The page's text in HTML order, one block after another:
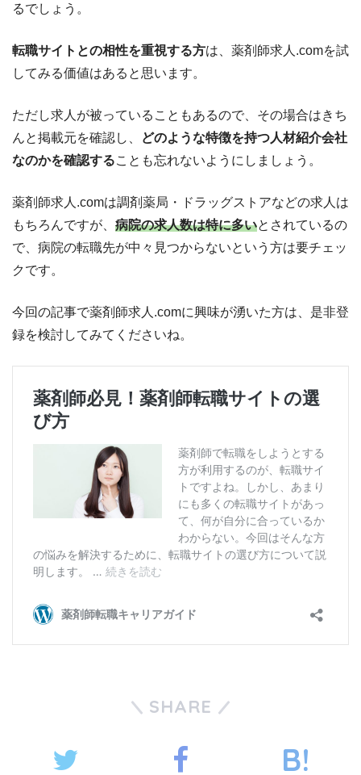
るでしょう。
転職サイトとの相性を重視する方は、薬剤師求人.comを試
してみる価値はあると思います。
ただし求人が被っていることもあるので、その場合はきち
んと掲載元を確認し、
どのような特徴を持つ人材紹介会社
なのかを確認することも忘れないようにしましょう。
薬剤師求人.comは調剤薬局・ドラッグストアなどの求人は
もちろんですが、 病院の求人数は特に多いとされているの
で、病院の転職先が中々見つからないという方は要チェッ
クです。
今回の記事で薬剤師求人.comに興味が湧いた方は、是非登
録を検討してみてくださいね。
SHARE